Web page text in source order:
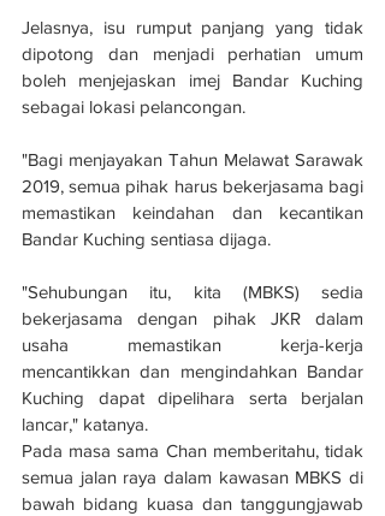
Jelasnya, isu rumput panjang yang tidak
dipotong dan menjadi perhatian umum
boleh menjejaskan imej Bandar Kuching
sebagai lokasi pelancongan.
"Bagi menjayakan Tahun Melawat Sarawak
2019, semua pihak harus bekerjasama bagi
memastikan keindahan dan kecantikan
Bandar Kuching sentiasa dijaga.
"Sehubungan itu, kita (MBKS) sedia
bekerjasama dengan pihak JKR dalam
usaha memastikan kerja-kerja
mencantikkan dan mengindahkan Bandar
Kuching dapat dipelihara serta berjalan
lancar," katanya.
Pada masa sama Chan memberitahu, tidak
semua jalan raya dalam kawasan MBKS di
bawah bidang kuasa dan tanggungjawab